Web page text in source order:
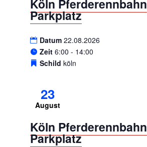
Köln Pferderennbahn
Parkplatz
Datum 22.08.2026
Zeit 6:00 - 14:00
Schild köln
23
August
Köln Pferderennbahn
Parkplatz